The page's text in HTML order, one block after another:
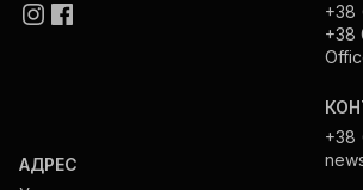
АДРЕС
+38
+38
+38